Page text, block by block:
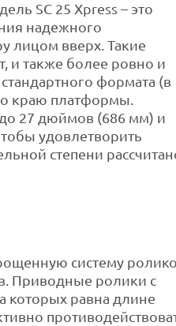
SC 25 Xpress – это
надежного
лицом вверх. Такие
и также более ровно и
формата (в
краю платформы.
27 дюймов (686 мм) и
удовлетворить
степени
систему
Приводные ролики с
которых равна длине